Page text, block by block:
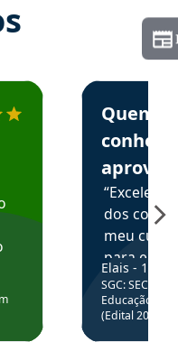
Concursos em
Estudante
Quem
aprova
dos
meu
para
colocar
através
de
Elais - 15/
SGC: SEC BA
Educação
(Edital